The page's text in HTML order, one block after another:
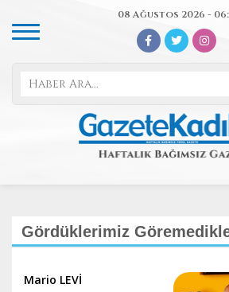
08 Ağustos 2026 -
Gördüklerimiz
Mario LEVİ